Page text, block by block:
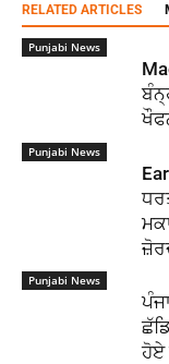
RELATED ARTICLES
Punjabi News
Punjabi News
Punjabi News
ਹੋਏ